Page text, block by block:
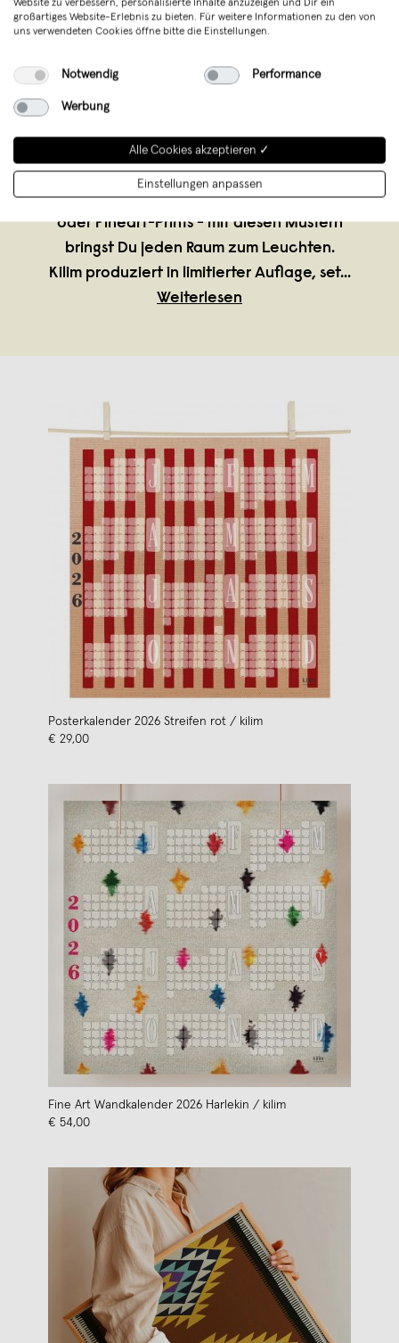
München
Bei dem kleinen Münchner Label kilim
dreht sich alles um knallbunte Pattern auf
feinem Künstlerpapier. Ob Wandkalender
oder Fineart-Prints - mit diesen Mustern
bringst Du jeden Raum zum Leuchten.
Kilim produziert in limitierter Auflage, set...
Weiterlesen
Posterkalender 2026 Streifen rot / kilim
€ 29,00
Fine Art Wandkalender 2026 Harlekin / kilim
€ 54,00
Website zu verbessern, personalisierte Inhalte anzuzeigen und Dir ein
großartiges Website-Erlebnis zu bieten. Für weitere Informationen zu den von
uns verwendeten Cookies öffne bitte die Einstellungen.
Notwendig Performance
Werbung
Alle Cookies akzeptieren ✓
Einstellungen anpassen